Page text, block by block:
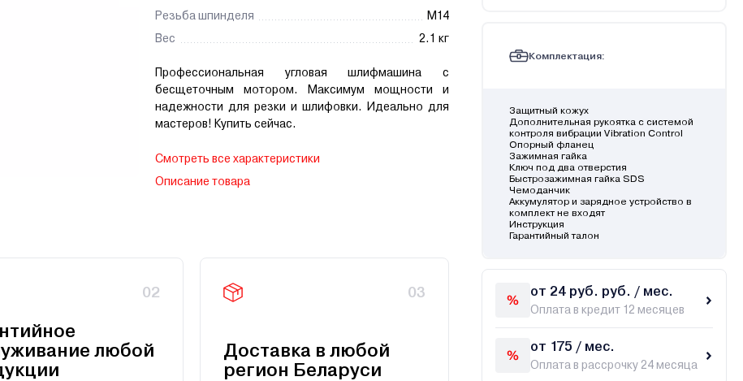
Резьба шпинделя
М14
Вес
2.1 кг
Профессиональная угловая шлифмашина с
бесщеточным мотором. Максимум мощности и
надежности для резки и шлифовки. Идеально для
мастеров! Купить сейчас.
Смотреть все характеристики
Описание товара
02
любой
03
Доставка в любой
регион Беларуси
Комплектация:
Защитный кожух
Дополнительная рукоятка с системой
контроля вибрации Vibration Control
Опорный фланец
Зажимная гайка
Ключ под два отверстия
Быстрозажимная гайка SDS
Чемоданчик
Аккумулятор и зарядное устройство в
комплект не входят
Инструкция
Гарантийный талон
от 24 руб. руб. / мес.
Оплата в кредит 12 месяцев
от 175 / мес.
Оплата в рассрочку 24 месяца